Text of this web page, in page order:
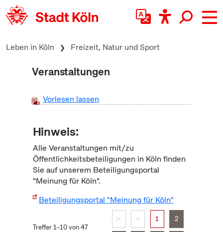
zum Inhalt springen
Leben in Köln Freizeit, Natur und Sport
Veranstaltungen
Vorlesen lassen
Hinweis:
Alle Veranstaltungen mit/zu
Öffentlichkeitsbeteiligungen in Köln finden
Sie auf unserem Beteiligungsportal
"Meinung für Köln".
Beteiligungsportal "Meinung für Köln"
Treffer 1–10 von 47
|< < 1 2